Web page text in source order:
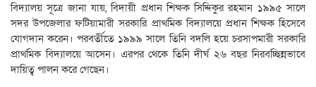
বিদ্যালয় সূত্রে জানা যায়, বিদায়ী প্রধান শিক্ষক সিদ্দিকুর রহমান ১৯৯৫ সালে
সদর উপজেলার ফটিয়ামারী সরকারি প্রাথমিক বিদ্যালয়ে প্রধান শিক্ষক হিসেবে
যোগদান করেন। পরবর্তীতে ১৯৯৯ সালে তিনি বদলি হয়ে চরসাপমারী সরকারি
প্রাথমিক বিদ্যালয়ে আসেন। এরপর থেকে তিনি দীর্ঘ ২৬ বছর নিরবচ্ছিন্নভাবে
দায়িত্ব পালন করে গেছেন।